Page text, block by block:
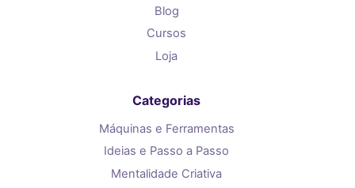
Blog
Cursos
Loja
Categorias
Máquinas e Ferramentas
Ideias e Passo a Passo
Mentalidade Criativa